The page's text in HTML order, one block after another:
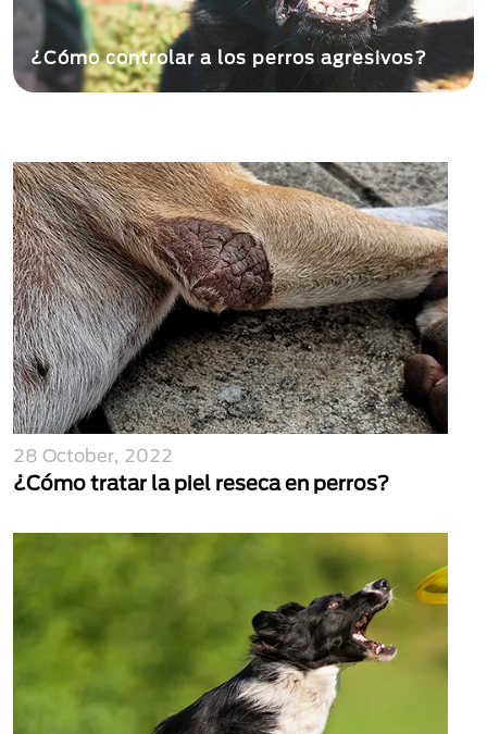
¿Cómo controlar a los perros agresivos?
28 October, 2022
¿Cómo tratar la piel reseca en perros?